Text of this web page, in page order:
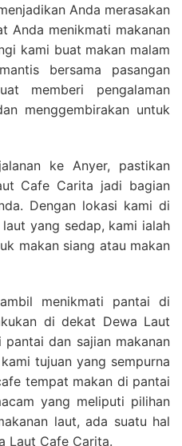
Anda merasakan
Anda menikmati makanan
kami buat makan malam
bersama pasangan
memberi pengalaman
menggembirakan untuk
ke Anyer, pastikan
Cafe Carita jadi bagian
Dengan lokasi kami di
yang sedap, kami ialah
makan siang atau makan
menikmati pantai di
di dekat Dewa Laut
dan sajian makanan
tujuan yang sempurna
tempat makan di pantai
yang meliputi pilihan
laut, ada suatu hal
Laut Cafe Carita.